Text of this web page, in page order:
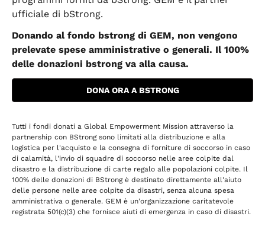
ufficiale di bStrong.
Donando al fondo bstrong di GEM, non vengono
prelevate spese amministrative o generali. Il 100%
delle donazioni bstrong va alla causa.
DONA ORA A BSTRONG
Tutti i fondi donati a Global Empowerment Mission attraverso la
partnership con BStrong sono limitati alla distribuzione e alla
logistica per l'acquisto e la consegna di forniture di soccorso in caso
di calamità, l'invio di squadre di soccorso nelle aree colpite dal
disastro e la distribuzione di carte regalo alle popolazioni colpite. Il
100% delle donazioni di BStrong è destinato direttamente all'aiuto
delle persone nelle aree colpite da disastri, senza alcuna spesa
amministrativa o generale. GEM è un'organizzazione caritatevole
registrata 501(c)(3) che fornisce aiuti di emergenza in caso di disastri.